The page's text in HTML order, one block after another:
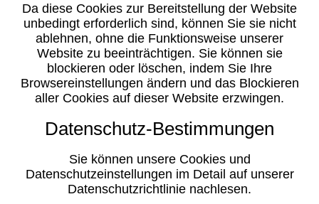
Da diese Cookies zur Bereitstellung der Website
unbedingt erforderlich sind, können Sie sie nicht
ablehnen, ohne die Funktionsweise unserer
Website zu beeinträchtigen. Sie können sie
blockieren oder löschen, indem Sie Ihre
Browsereinstellungen ändern und das Blockieren
aller Cookies auf dieser Website erzwingen.
Datenschutz-Bestimmungen
Sie können unsere Cookies und
Datenschutzeinstellungen im Detail auf unserer
Datenschutzrichtlinie nachlesen.